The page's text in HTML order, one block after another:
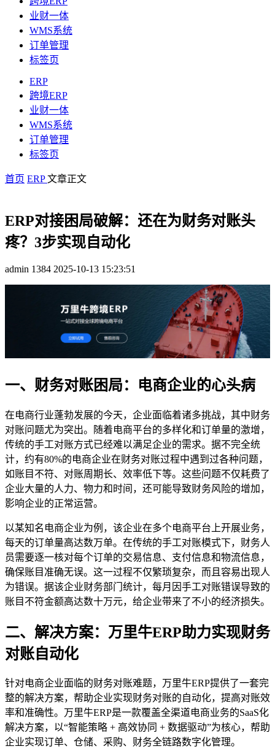
业财一体
WMS系统
订单管理
标签页
ERP
跨境ERP
业财一体
WMS系统
订单管理
标签页
首页 ERP文章正文
ERP对接困局破解：还在为财务对账头
疼？3步实现自动化
admin 1384 2025-10-13 15:23:51
一、财务对账困局：电商企业的心头病
在电商行业蓬勃发展的今天，企业面临着诸多挑战，其中财务
对账问题尤为突出。随着电商平台的多样化和订单量的激增，
传统的手工对账方式已经难以满足企业的需求。据不完全统
计，约有80%的电商企业在财务对账过程中遇到过各种问题，
如账目不符、对账周期长、效率低下等。这些问题不仅耗费了
企业大量的人力、物力和时间，还可能导致财务风险的增加，
影响企业的正常运营。
以某知名电商企业为例，该企业在多个电商平台上开展业务，
每天的订单量高达数万单。在传统的手工对账模式下，财务人
员需要逐一核对每个订单的交易信息、支付信息和物流信息，
确保账目准确无误。这一过程不仅繁琐复杂，而且容易出现人
为错误。据该企业财务部门统计，每月因手工对账错误导致的
账目不符金额高达数十万元，给企业带来了不小的经济损失。
二、解决方案：万里牛ERP助力实现财务
对账自动化
针对电商企业面临的财务对账难题，万里牛ERP提供了一套完
整的解决方案，帮助企业实现财务对账的自动化，提高对账效
率和准确性。万里牛ERP是一款覆盖全渠道电商业务的SaaS化
解决方案，以“智能策略 + 高效协同 + 数据驱动”为核心，帮助
企业实现订单、仓储、采购、财务全链路数字化管理。